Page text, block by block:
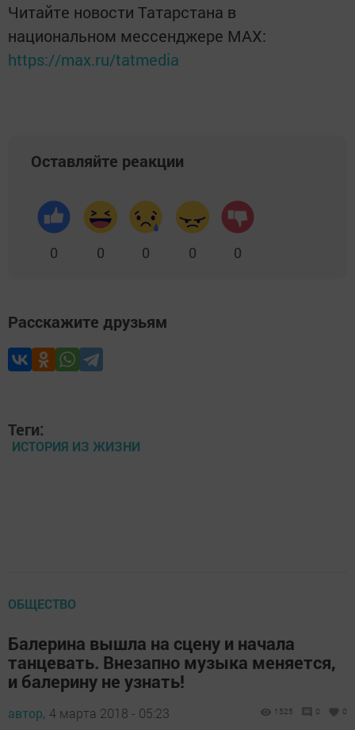
Читайте новости Татарстана в
национальном мессенджере MАХ:
https://max.ru/tatmedia
Оставляйте реакции
0 0 0 0 0
Расскажите друзьям
Теги:
ИСТОРИЯ ИЗ ЖИЗНИ
ОБЩЕСТВО
Балерина вышла на сцену и начала
танцевать. Внезапно музыка меняется,
и балерину не узнать!
автор, 4 марта 2018 - 05:23 1525 0 0